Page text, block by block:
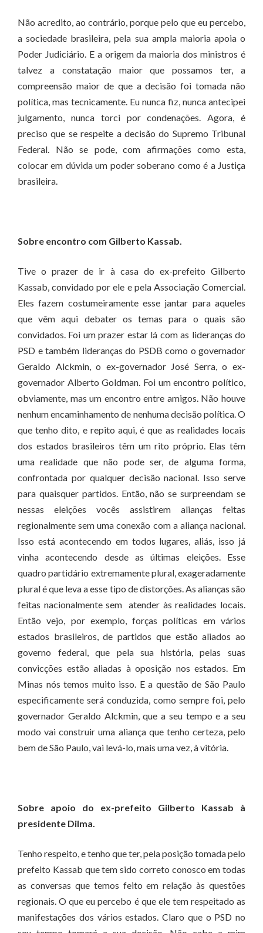
Não acredito, ao contrário, porque pelo que eu percebo,
a sociedade brasileira, pela sua ampla maioria apoia o
Poder Judiciário. E a origem da maioria dos ministros é
talvez a constatação maior que possamos ter, a
compreensão maior de que a decisão foi tomada não
política, mas tecnicamente. Eu nunca fiz, nunca antecipei
julgamento, nunca torci por condenações. Agora, é
preciso que se respeite a decisão do Supremo Tribunal
Federal. Não se pode, com afirmações como esta,
colocar em dúvida um poder soberano como é a Justiça
brasileira.
Sobre encontro com Gilberto Kassab.
Tive o prazer de ir à casa do ex-prefeito Gilberto
Kassab, convidado por ele e pela Associação Comercial.
Eles fazem costumeiramente esse jantar para aqueles
que vêm aqui debater os temas para o quais são
convidados. Foi um prazer estar lá com as lideranças do
PSD e também lideranças do PSDB como o governador
Geraldo Alckmin, o ex-governador José Serra, o ex-
governador Alberto Goldman. Foi um encontro político,
obviamente, mas um encontro entre amigos. Não houve
nenhum encaminhamento de nenhuma decisão política. O
que tenho dito, e repito aqui, é que as realidades locais
dos estados brasileiros têm um rito próprio. Elas têm
uma realidade que não pode ser, de alguma forma,
confrontada por qualquer decisão nacional. Isso serve
para quaisquer partidos. Então, não se surpreendam se
nessas eleições vocês assistirem alianças feitas
regionalmente sem uma conexão com a aliança nacional.
Isso está acontecendo em todos lugares, aliás, isso já
vinha acontecendo desde as últimas eleições. Esse
quadro partidário extremamente plural, exageradamente
plural é que leva a esse tipo de distorções. As alianças são
feitas nacionalmente sem atender às realidades locais.
Então vejo, por exemplo, forças políticas em vários
estados brasileiros, de partidos que estão aliados ao
governo federal, que pela sua história, pelas suas
convicções estão aliadas à oposição nos estados. Em
Minas nós temos muito isso. E a questão de São Paulo
especificamente será conduzida, como sempre foi, pelo
governador Geraldo Alckmin, que a seu tempo e a seu
modo vai construir uma aliança que tenho certeza, pelo
bem de São Paulo, vai levá-lo, mais uma vez, à vitória.
Sobre apoio do ex-prefeito Gilberto Kassab à
presidente Dilma.
Tenho respeito, e tenho que ter, pela posição tomada pelo
prefeito Kassab que tem sido correto conosco em todas
as conversas que temos feito em relação às questões
regionais. O que eu percebo é que ele tem respeitado as
manifestações dos vários estados. Claro que o PSD no